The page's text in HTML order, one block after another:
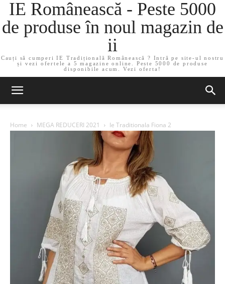
IE Românească - Peste 5000
de produse în noul magazin de
ii
Cauți să cumperi IE Tradițională Românească ? Intră pe site-ul nostru
și vezi ofertele a 5 magazine online. Peste 5000 de produse
disponibile acum. Vezi oferta!
Home MEGA REDUCERI 2021 Ie Traditionala Fiona 2